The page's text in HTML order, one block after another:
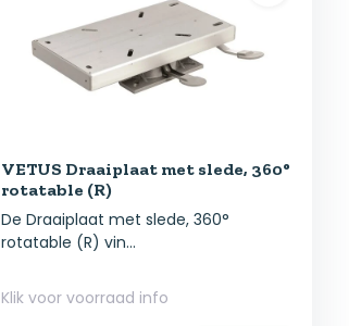
VETUS Draaiplaat met slede, 360°
rotatable (R)
De Draaiplaat met slede, 360°
rotatable (R) vin...
Klik voor voorraad info